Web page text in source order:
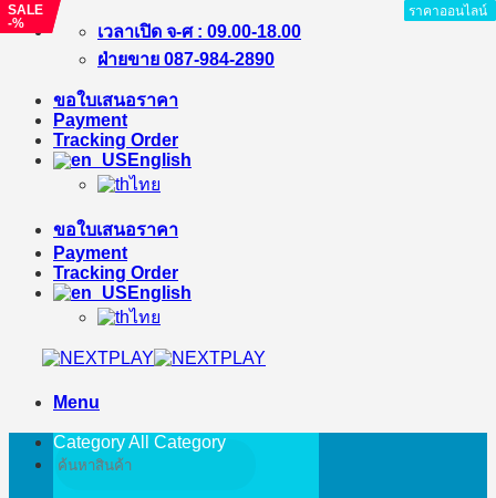
Skip
เวลาเปิด จ-ศ : 09.00-18.00
ฝ่ายขาย 087-984-2890
ขอใบเสนอราคา
Payment
Tracking Order
English
ไทย
ขอใบเสนอราคา
Payment
Tracking Order
English
ไทย
Menu
Search
for:
Category All Category
ราคาออนไลน์
ราคาออนไลน์
ราคาออนไลน์
SALE
-%
ราคาออนไลน์
ราคาออนไลน์
ราคาออนไลน์
SALE
-%
ราคาออนไลน์
ราคาออนไลน์